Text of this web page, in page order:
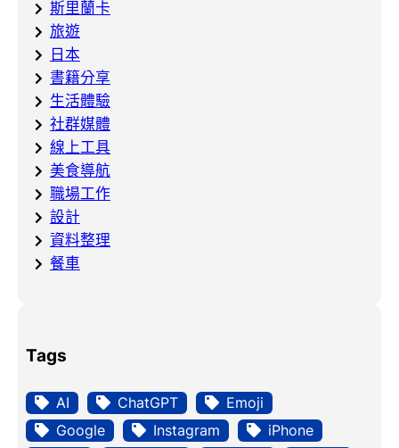
斯里蘭卡
旅遊
日本
書籍分享
生活體驗
社群媒體
線上工具
美食導航
職場工作
設計
資料整理
餐車
Tags
AI ChatGPT
Emoji
Google
Instagram
iPhone